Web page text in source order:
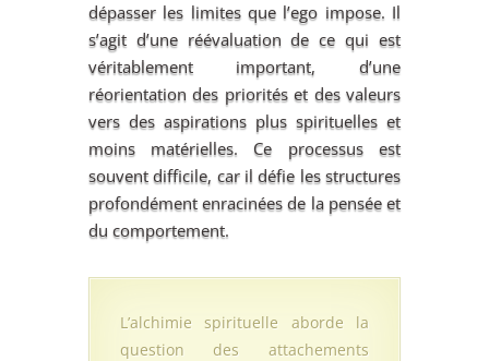
dépasser les limites que l’ego impose. Il
s’agit d’une réévaluation de ce qui est
véritablement important, d’une
réorientation des priorités et des valeurs
vers des aspirations plus spirituelles et
moins matérielles. Ce processus est
souvent difficile, car il défie les structures
profondément enracinées de la pensée et
du comportement.
L’alchimie spirituelle aborde la
question des attachements